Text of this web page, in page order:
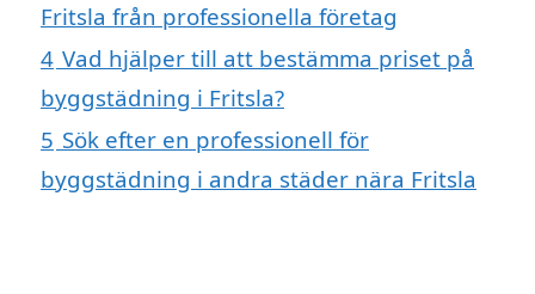
Fritsla från professionella företag
4 Vad hjälper till att bestämma priset på
byggstädning i Fritsla?
5 Sök efter en professionell för
byggstädning i andra städer nära Fritsla